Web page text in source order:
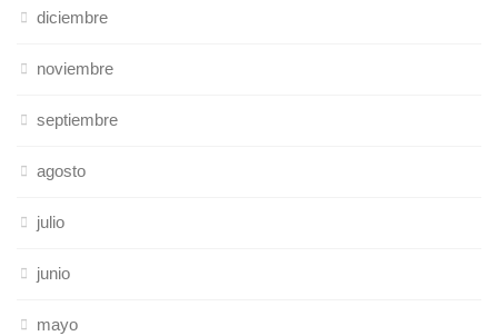
diciembre
noviembre
septiembre
agosto
julio
junio
mayo